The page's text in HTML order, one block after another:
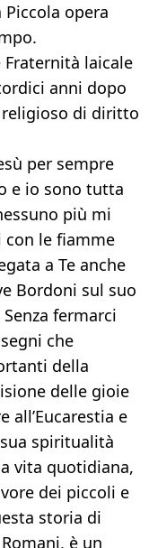
Piccola opera
laicale
anni dopo
di diritto
per sempre
e io sono tutta
più mi
con le fiamme
a Te anche
Bordoni sul suo
fermarci
che
della
delle gioie
all’Eucarestia e
spiritualità
vita quotidiana,
dei piccoli e
storia di
è un